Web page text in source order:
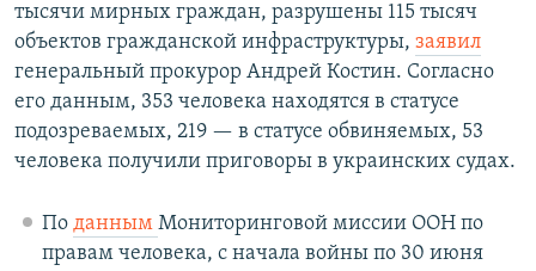
тысячи мирных граждан, разрушены 115 тысяч
объектов гражданской инфраструктуры, заявил
генеральный прокурор Андрей Костин. Согласно
его данным, 353 человека находятся в статусе
подозреваемых, 219 — в статусе обвиняемых, 53
человека получили приговоры в украинских судах.
По данным Мониторинговой миссии ООН по
правам человека, с начала войны по 30 июня